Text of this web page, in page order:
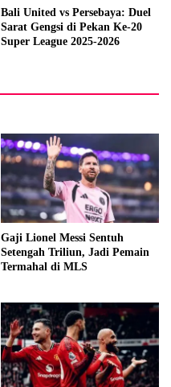
Bali United vs Persebaya: Duel
Sarat Gengsi di Pekan Ke-20
Super League 2025-2026
Gaji Lionel Messi Sentuh
Setengah Triliun, Jadi Pemain
Termahal di MLS